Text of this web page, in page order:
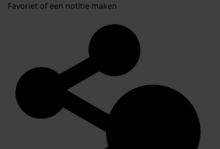
Favoriet of een notitie maken